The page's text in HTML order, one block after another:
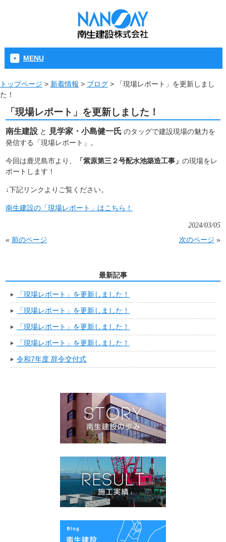
MENU
トップページ > 新着情報 > ブログ >
「現場レポート」を更新しまし
た！
「現場レポート」を更新しました！
南生建設 と 見学家・小島健一氏 のタッグで建設現場の魅力を
発信する「現場レポート」。
今回は鹿児島市より、 「紫原第三２号配水池築造工事」の現場をレ
ポートします！
↓下記リンクよりご覧ください。
南生建設の「現場レポート」はこちら！
2024/03/05
«前のページ 次のページ »
最新記事
「現場レポート」を更新しました！
「現場レポート」を更新しました！
「現場レポート」を更新しました！
「現場レポート」を更新しました！
令和7年度 辞令交付式